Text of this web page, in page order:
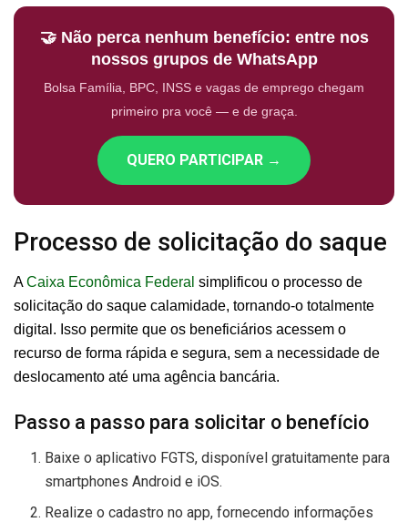
🤝 Não perca nenhum benefício: entre nos
nossos grupos de WhatsApp
Bolsa Família, BPC, INSS e vagas de emprego chegam
primeiro pra você — e de graça.
QUERO PARTICIPAR →
Processo de solicitação do saque
ACaixa Econômica Federal simplificou o processo de
solicitação do saque calamidade, tornando-o totalmente
digital. Isso permite que os beneficiários acessem o
recurso de forma rápida e segura, sem a necessidade de
deslocamento até uma agência bancária.
Passo a passo para solicitar o benefício
Baixe o aplicativo FGTS, disponível gratuitamente para
smartphones Android e iOS.
Realize o cadastro no app, fornecendo informações